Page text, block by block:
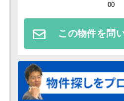
00
この物件を問